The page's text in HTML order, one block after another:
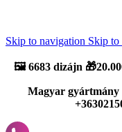
Skip to navigation Skip to
🖼️6683 dizájn
Magyar gyártmány